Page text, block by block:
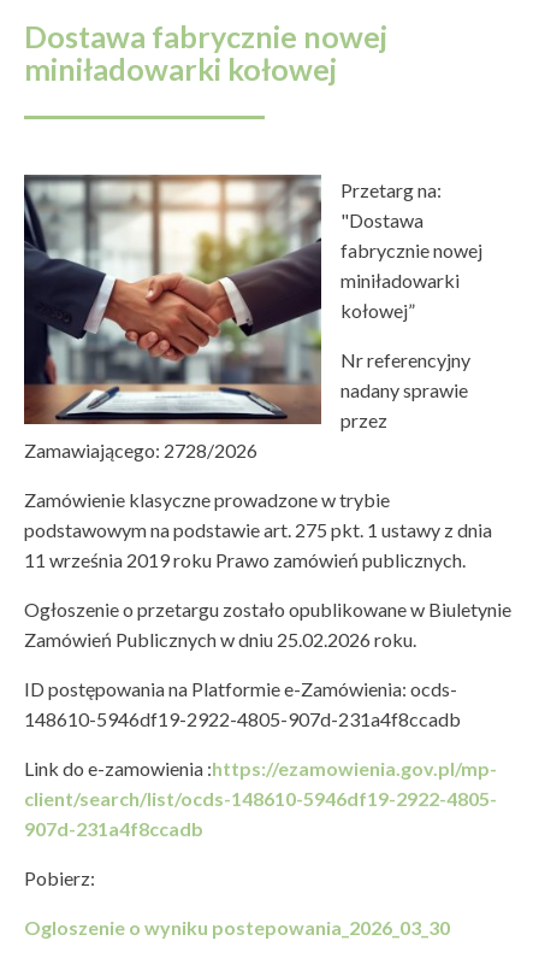
Dostawa fabrycznie nowej
miniładowarki kołowej
Przetarg na:
"Dostawa
fabrycznie nowej
miniładowarki
kołowej”
Nr referencyjny
nadany sprawie
przez
Zamawiającego: 2728/2026
Zamówienie klasyczne prowadzone w trybie
podstawowym na podstawie art. 275 pkt. 1 ustawy z dnia
11 września 2019 roku Prawo zamówień publicznych.
Ogłoszenie o przetargu zostało opublikowane w Biuletynie
Zamówień Publicznych w dniu 25.02.2026 roku.
ID postępowania na Platformie e-Zamówienia: ocds-
148610-5946df19-2922-4805-907d-231a4f8ccadb
Link do e-zamowienia :https://ezamowienia.gov.pl/mp-
client/search/list/ocds-148610-5946df19-2922-4805-
907d-231a4f8ccadb
Pobierz:
Ogloszenie o wyniku postepowania_2026_03_30